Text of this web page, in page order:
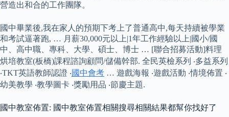
營造出和合的工作團隊。
國中畢業後,我在家人的預期下考上了普通高中,每天持續被學業
和考試逼著跑, … 月薪30,000元以上|1年工作經驗以上|國小/國
中、高中職、專科、大學、碩士、博士 … [聯合招募活動]料理
烘培教室(板橋)課程諮詢顧問/儲備幹部. 全民英檢系列 ‧多益系列
‧TKT英語教師認證 ‧國中會考 … 遊戲海報 ‧遊戲活動 ‧情境佈置 ‧
幼美教學 ‧教學圖卡 ‧獎勵用品 ‧節慶主題.
國中教室佈置: 國中教室佈置相關搜尋相關結果都幫你找好了